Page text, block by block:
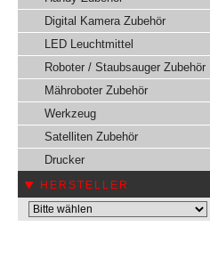
Digital Kamera Zubehör
LED Leuchtmittel
Roboter / Staubsauger Zubehör
Mähroboter Zubehör
Werkzeug
Satelliten Zubehör
Drucker
HERSTELLER